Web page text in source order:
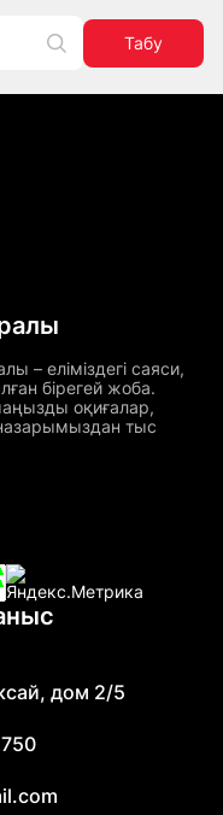
Табу
– еліміздегі саяси,
бірегей жоба.
оқиғалар,
тыс
дом 2/5